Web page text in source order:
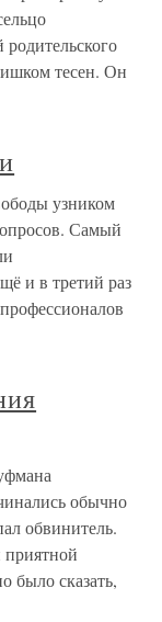
родительского
тесен. Он
узником
Самый
и в третий раз
обычно
обвинитель.
было сказать,